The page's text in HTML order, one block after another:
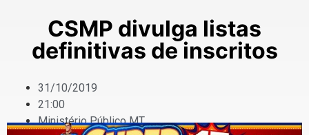
CSMP divulga listas
definitivas de inscritos
31/10/2019
21:00
Ministério Público MT